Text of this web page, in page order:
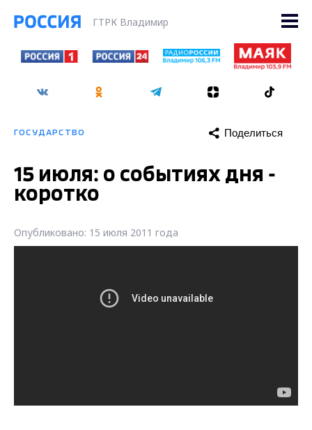
ГТРК Владимир
ГОСУДАРСТВО Поделиться
15 июля: о событиях дня -
коротко
Опубликовано: 15 июля 2011 года